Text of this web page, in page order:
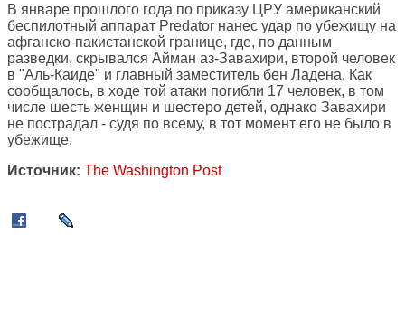
В январе прошлого года по приказу ЦРУ американский
беспилотный аппарат Predator нанес удар по убежищу на
афганско-пакистанской границе, где, по данным
разведки, скрывался Айман аз-Завахири, второй человек
в "Аль-Каиде" и главный заместитель бен Ладена. Как
сообщалось, в ходе той атаки погибли 17 человек, в том
числе шесть женщин и шестеро детей, однако Завахири
не пострадал - судя по всему, в тот момент его не было в
убежище.
Источник: The Washington Post